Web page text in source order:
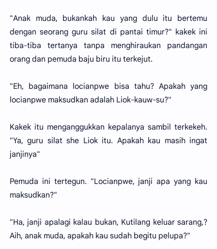
"Anak muda, bukankah kau yang dulu itu bertemu
dengan seorang guru silat di pantai timur?" kakek ini
tiba-tiba tertanya tanpa menghiraukan pandangan
orang dan pemuda baju biru itu terkejut.
"Eh, bagaimana locianpwe bisa tahu? Apakah yang
locianpwe maksudkan adalah Liok-kauw-su?"
Kakek itu menganggukkan kepalanya sambil terkekeh.
"Ya, guru silat she Liok itu. Apakah kau masih ingat
janjinya"
Pemuda ini tertegun. "Locianpwe, janji apa yang kau
maksudkan?"
"Ha, janji apalagi kalau bukan, Kutilang keluar sarang,?
Aih, anak muda, apakah kau sudah begitu pelupa?"